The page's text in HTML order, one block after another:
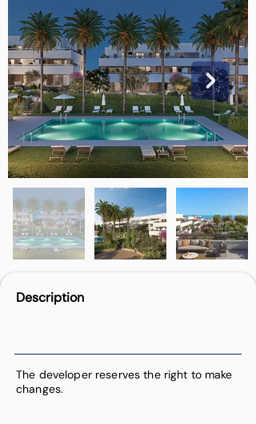
Description
The developer reserves the right to make
changes.